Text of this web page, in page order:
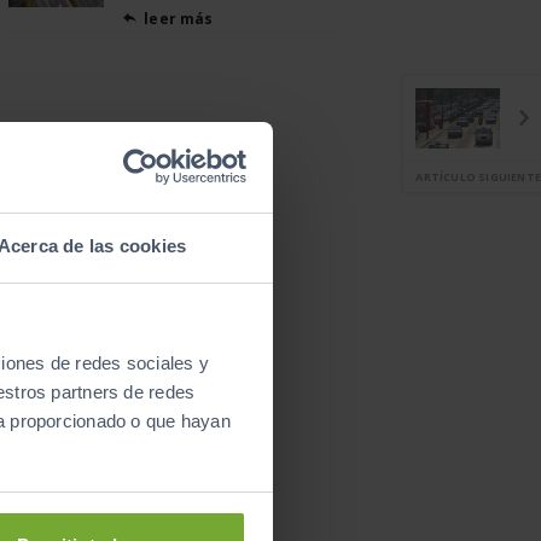
Acerca de las cookies
de redes sociales y
partners de redes
proporcionado o que hayan
 leer más